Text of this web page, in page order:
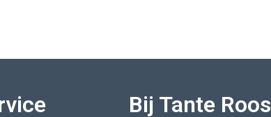
Bij Tante Roos